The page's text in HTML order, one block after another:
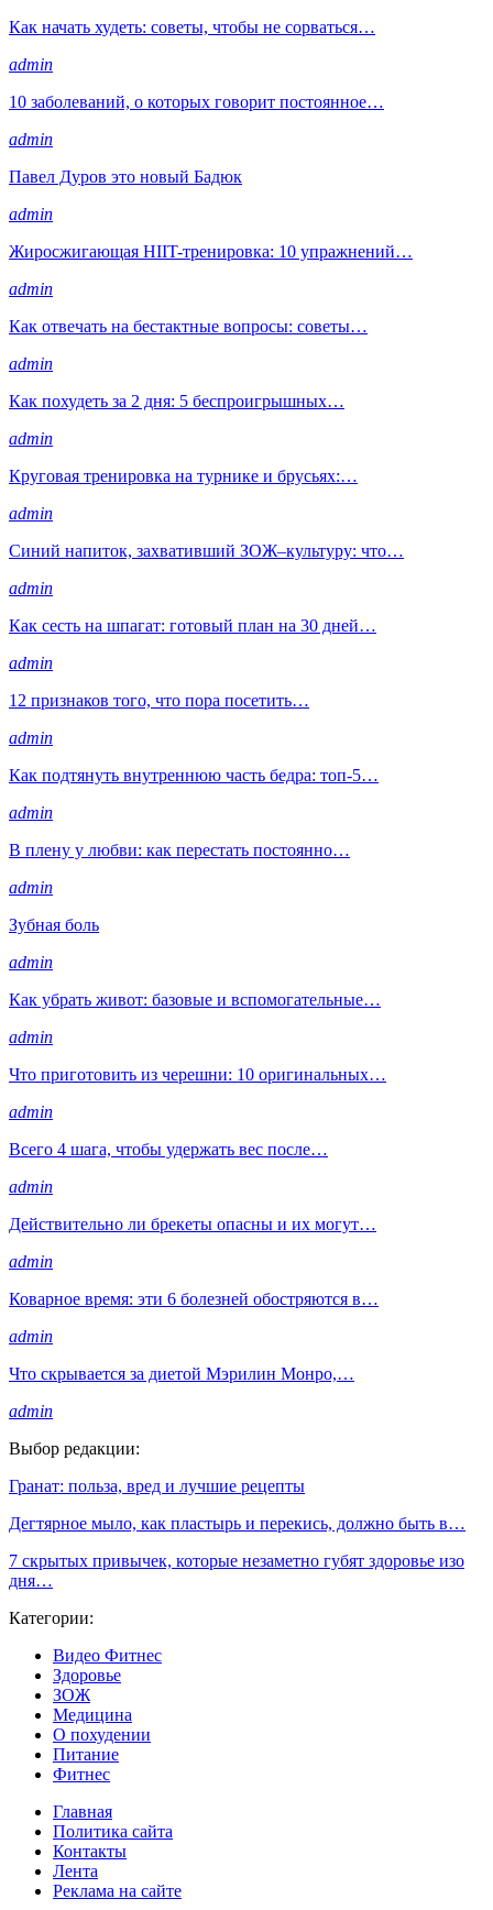
Как начать худеть: советы, чтобы не сорваться…
admin
10 заболеваний, о которых говорит постоянное…
admin
Павел Дуров это новый Бадюк
admin
Жиросжигающая HIIT-тренировка: 10 упражнений…
admin
Как отвечать на бестактные вопросы: советы…
admin
Как похудеть за 2 дня: 5 беспроигрышных…
admin
Круговая тренировка на турнике и брусьях:…
admin
Синий напиток, захвативший ЗОЖ–культуру: что…
admin
Как сесть на шпагат: готовый план на 30 дней…
admin
12 признаков того, что пора посетить…
admin
Как подтянуть внутреннюю часть бедра: топ-5…
admin
В плену у любви: как перестать постоянно…
admin
Зубная боль
admin
Как убрать живот: базовые и вспомогательные…
admin
Что приготовить из черешни: 10 оригинальных…
admin
Всего 4 шага, чтобы удержать вес после…
admin
Действительно ли брекеты опасны и их могут…
admin
Коварное время: эти 6 болезней обостряются в…
admin
Что скрывается за диетой Мэрилин Монро,…
admin
Выбор редакции:
Гранат: польза, вред и лучшие рецепты
Дегтярное мыло, как пластырь и перекись, должно быть в…
7 скрытых привычек, которые незаметно губят здоровье изо
дня…
Категории:
Видео Фитнес
Здоровье
ЗОЖ
Медицина
О похудении
Питание
Фитнес
Главная
Политика сайта
Контакты
Лента
Реклама на сайте